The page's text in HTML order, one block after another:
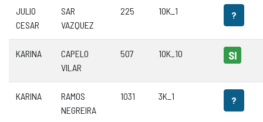
JULIO
CESAR
SAR
VAZQUEZ
225 10K_1 ?
KARINA
CAPELO
VILAR
507 10K_10 SI
KARINA
RAMOS
NEGREIRA
1031 3K_1 ?